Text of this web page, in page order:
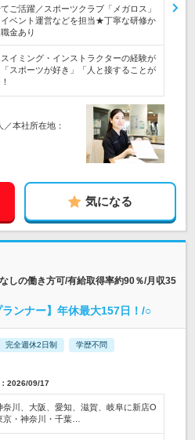
ご活躍／スポーツクラブ「メガロス」
ベント運営などを担当★丁寧な研修か
金あり
イミング・インストラクターの経験が
スポーツが好き」「人と接することが
本社所在地：
気になる
しの働き方可/有給取得率約90％/月収35
ンナー】年休最大157日！/○
完全週休2日制 学歴不問
2026/09/17
奈川、大阪、愛知、滋賀、岐阜に新店O
京・神奈川・千葉…